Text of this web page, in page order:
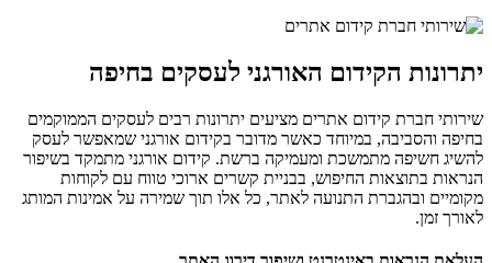
יתרונות הקידום האורגני לעסקים בחיפה
שירותי חברת קידום אתרים מציעים יתרונות רבים לעסקים הממוקמים
בחיפה והסביבה, במיוחד כאשר מדובר בקידום אורגני שמאפשר לעסק
להשיג חשיפה מתמשכת ומעמיקה ברשת. קידום אורגני מתמקד בשיפור
הנראות בתוצאות החיפוש, בבניית קשרים ארוכי טווח עם לקוחות
מקומיים ובהגברת התנועה לאתר, כל אלו תוך שמירה על אמינות המותג
לאורך זמן.